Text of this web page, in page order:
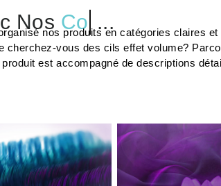
Nos Colles
nos produits en catégories claires et
cherchez-vous des cils effet volume?
est accompagné de descriptions